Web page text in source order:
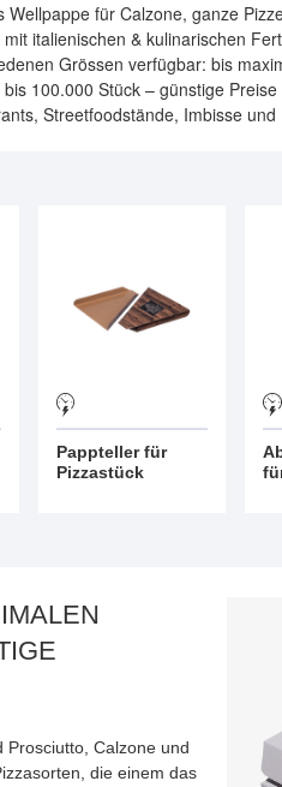
Wellpappe für Calzone, ganze
italienischen & kulinarischen
Grössen verfügbar: bis
100.000 Stück – günstige
Streetfoodstände, Imbisse und
Pappteller für
Pizzastück
Calzone und
die einem das